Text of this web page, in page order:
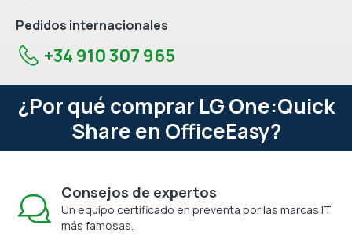
Pedidos internacionales
+34 910 307 965
¿Por qué comprar LG One:Quick
Share en OfficeEasy?
Consejos de expertos
Un equipo certificado en preventa por las marcas IT
más famosas.